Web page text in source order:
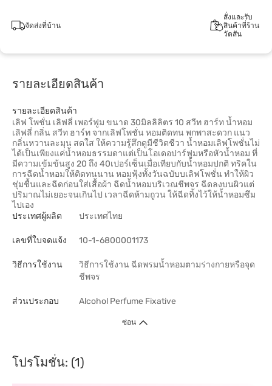
จัดส่งที่บ้าน
สั่งและรับ
สินค้าที่ร้าน
วัตสัน
รายละเอียดสินค้า
รายละเอียดสินค้า
เลิฟ โพชั่น เลิฟลี่ เพอร์ฟูม ขนาด 30มิลลิลิตร 10 สวีท ฮาร์ท น้ำหอม
เลิฟลี่ กลิ่น สวีท ฮาร์ท จากเลิฟโพชั่น หอมติดทน พกพาสะดวก แนว
กลิ่นหวานละมุน สดใส ให้ความรู้สึกดูมีชีวิตชีวา น้ำหอมเลิฟโพชั่นไม่
ได้เป็นเพียงแค่น้ำหอมธรรมดาแต่เป็นโอเดอปาร์ฟูมหรือหัวน้ำหอม ที่
มีความเข้มข้นสูง 20 ถึง 40เปอร์เซ็นเมื่อเทียบกับน้ำหอมปกติ ทริคใน
การฉีดน้ำหอมให้ติดทนนาน หอมฟุ้งทั้งวันฉบับบเลิฟโพชั่น ทำให้ผิว
ชุ่มชื้นและฉีดก่อนใส่เสื้อผ้า ฉีดน้ำหอมบริเวณชีพจร ฉีดลงบนผิวแต่
ปริมาณไม่เยอะจนเกินไป เวลาฉีดห้ามถูวน ให้ฉีดทิ้งไว้ให้น้ำหอมซึม
ไปเอง
ประเทศผู้ผลิต
ประเทศไทย
เลขที่ใบจดแจ้ง 10-1-6800001173
วิธีการใช้งาน
วิธีการใช้งาน ฉีดพรมน้ำหอมตามร่างกายหรือจุด
ชีพจร
ส่วนประกอบ Alcohol Perfume Fixative
ซ่อน
โปรโมชั่น: (1)